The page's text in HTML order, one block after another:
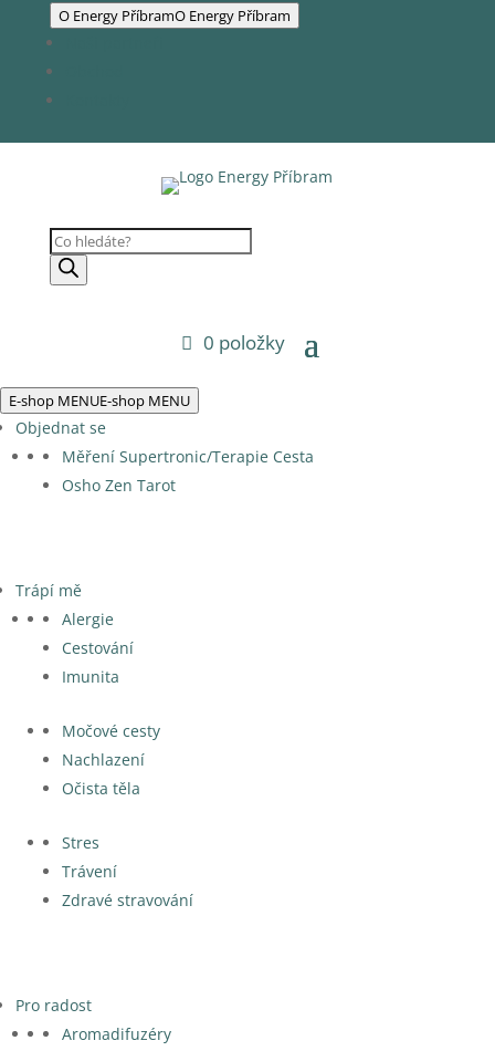
O Energy PříbramO Energy Příbram
Products
search
0 položky
E-shop MENUE-shop MENU
Objednat se
Měření Supertronic/Terapie Cesta
Osho Zen Tarot
Trápí mě
Alergie
Cestování
Imunita
Močové cesty
Nachlazení
Očista těla
Stres
Trávení
Zdravé stravování
Pro radost
Aromadifuzéry